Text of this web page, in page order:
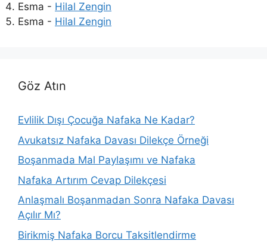
Esma - Hilal Zengin
Esma - Hilal Zengin
Göz Atın
Evlilik Dışı Çocuğa Nafaka Ne Kadar?
Avukatsız Nafaka Davası Dilekçe Örneği
Boşanmada Mal Paylaşımı ve Nafaka
Nafaka Artırım Cevap Dilekçesi
Anlaşmalı Boşanmadan Sonra Nafaka Davası
Açılır Mı?
Birikmiş Nafaka Borcu Taksitlendirme